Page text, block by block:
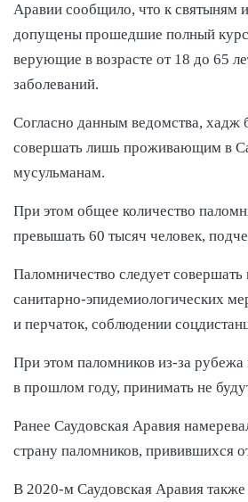
Аравии сообщило, что к святыням
допущены прошедшие полный
верующие в возрасте от 18 до 65
заболеваний.
Согласно данным ведомства, хадж
совершать лишь проживающим в
мусульманам.
При этом общее количество
превышать 60 тысяч человек,
Паломничество следует
санитарно-эпидемиологических
и перчаток, соблюдении
При этом паломников из-за рубежа
в прошлом году, принимать не
Ранее Саудовская Аравия
страну паломников, привившихся
В 2020-м Саудовская Аравия